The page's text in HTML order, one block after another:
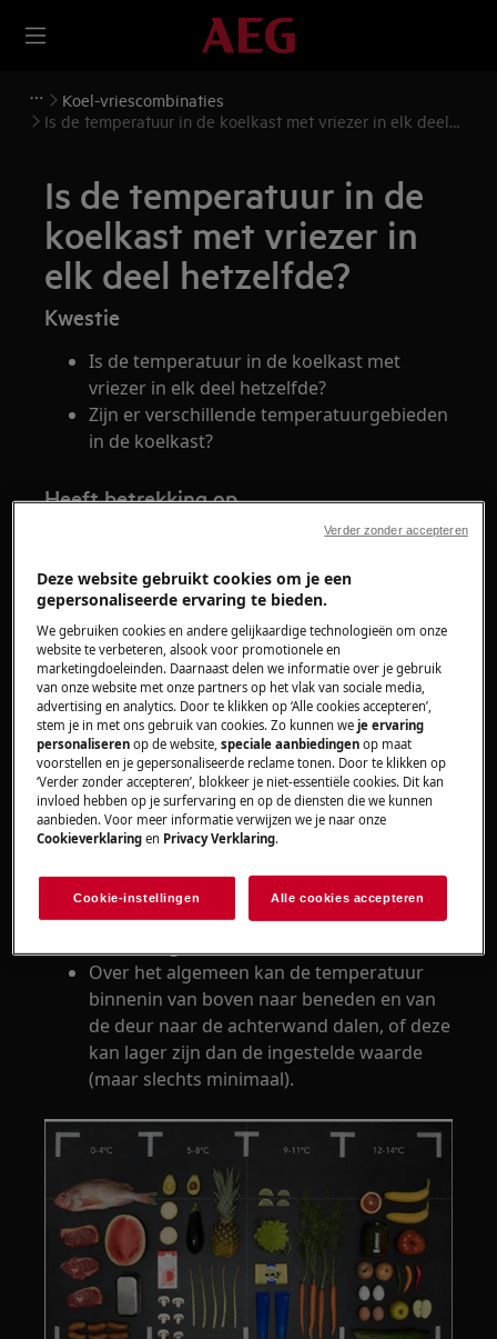
Koel-vriescombinaties
Is de temperatuur in de koelkast met vriezer in elk deel
Is de temperatuur in de
koelkast met vriezer in
elk deel hetzelfde?
Kwestie
Is de temperatuur in de koelkast met
vriezer in elk deel hetzelfde?
Zijn er verschillende temperatuurgebieden
in de koelkast?
Heeft betrekking op
koelkast
Oplossing
1. De ingestelde waarde verwijst naar de
gemiddelde temperatuur van de
binnenvoering.
De momentane temperaturen in de
schappen, compartimenten kunnen
afhankelijk van de werking van het
apparaat en de interne en externe
Over het algemeen kan de temperatuur
binnenin van boven naar beneden en van
de deur naar de achterwand dalen, of deze
kan lager zijn dan de ingestelde waarde
(maar slechts minimaal).
Deze website gebruikt cookies om je een
gepersonaliseerde ervaring te bieden.
We gebruiken cookies en andere gelijkaardige technologieën om onze
website te verbeteren, alsook voor promotionele en
marketingdoeleinden. Daarnaast delen we informatie over je gebruik
van onze website met onze partners op het vlak van sociale media,
advertising en analytics. Door te klikken op ‘Alle cookies accepteren’,
stem je in met ons gebruik van cookies. Zo kunnen weje ervaring
personaliseren op de website,speciale aanbiedingen op maat
voorstellen en je gepersonaliseerde reclame tonen. Door te klikken op
‘Verder zonder accepteren’, blokkeer je niet-essentiële cookies. Dit kan
invloed hebben op je surfervaring en op de diensten die we kunnen
aanbieden. Voor meer informatie verwijzen we je naar onze
Cookieverklaring en Privacy Verklaring.
Cookie-instellingen Alle cookies accepteren
Verder zonder accepteren